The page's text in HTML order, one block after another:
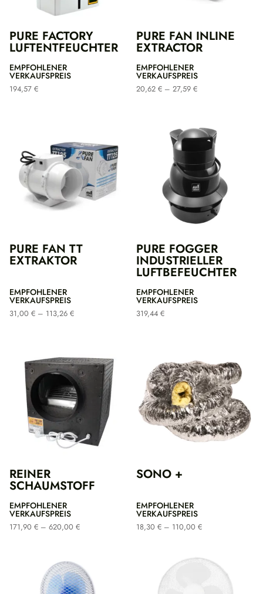
PURE FACTORY
LUFTENTFEUCHTER
EMPFOHLENER
VERKAUFSPREIS
194,57 €
PURE FAN INLINE
EXTRACTOR
EMPFOHLENER
VERKAUFSPREIS
20,62 € – 27,59 €Preisspanne:
PURE FAN TT
EXTRAKTOR
EMPFOHLENER
VERKAUFSPREIS
31,00 € – 113,26 €Preisspanne:
PURE FOGGER
INDUSTRIELLER
LUFTBEFEUCHTER
EMPFOHLENER
VERKAUFSPREIS
319,44 €
REINER
SCHAUMSTOFF
EMPFOHLENER
VERKAUFSPREIS
171,90 € – 620,00 €Preisspanne:
SONO +
EMPFOHLENER
VERKAUFSPREIS
18,30 € – 110,00 €Preisspanne:
110,00 €